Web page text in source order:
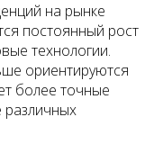
на рынке
постоянный рост
технологии.
ориентируются
более точные
различных